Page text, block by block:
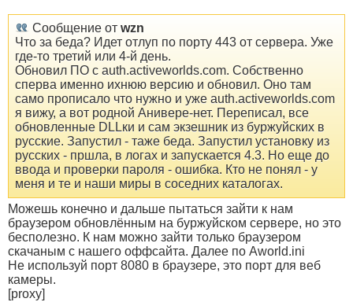
Сообщение от wzn
Что за беда? Идет отлуп по порту 443 от сервера. Уже
где-то третий или 4-й день.
Обновил ПО с auth.activeworlds.com. Собственно
сперва именно ихнюю версию и обновил. Оно там
само прописало что нужно и уже auth.activeworlds.com
я вижу, а вот родной Анивере-нет. Переписал, все
обновленные DLLки и сам экзешник из буржуйских в
русские. Запустил - таже беда. Запустил установку из
русских - пршла, в логах и запускается 4.3. Но еще до
ввода и проверки пароля - ошибка. Кто не понял - у
меня и те и наши миры в соседних каталогах.
Можешь конечно и дальше пытаться зайти к нам
браузером обновлённым на буржуйском сервере, но это
бесполезно. К нам можно зайти только браузером
скачаным с нашего оффсайта. Далее по Aworld.ini
Не используй порт 8080 в браузере, это порт для веб
камеры.
[proxy]